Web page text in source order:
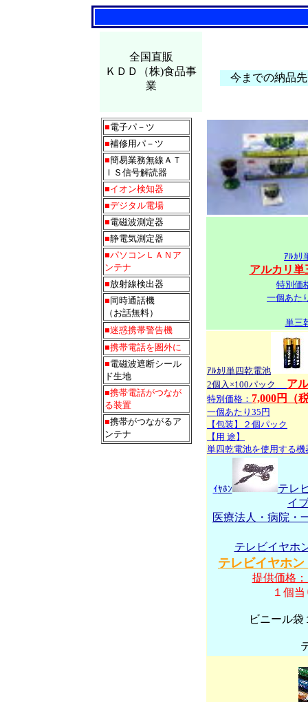
全国直販
ＫＤＤ（株)食品事
業
今までの納品先
■電子パ－ツ
■補修用パ－ツ
■簡易業務無線ＡＴ
ＩＳ信号解読器
■イオン検知器
■デジタル電場
■電磁波測定器
■静電気測定器
■パソコンＬＡＮア
ンテナ
■放射線検出器
■ 同時通話機
（お話無料）
■迷惑携帯警告機
■携帯電話を圏外に
■電磁波遮断シール
ド生地
■携帯電話がつなが
る装置
■携帯がつながるア
ンテナ
ｱﾙｶﾘ
アルカリ単
特別価
一個あた
単三
ｱﾙｶﾘ単四乾電池
2個入×100パック
ア
特別価格： 7,000円（
一個あたり35円
【包装】２個パック
【用 途】
単四乾電池を使用する機
ｲﾔﾎﾝ
テレ
イ
医療法人・病院・
テレビイヤホ
テレビイヤホ
提供価格
１個
ビニール